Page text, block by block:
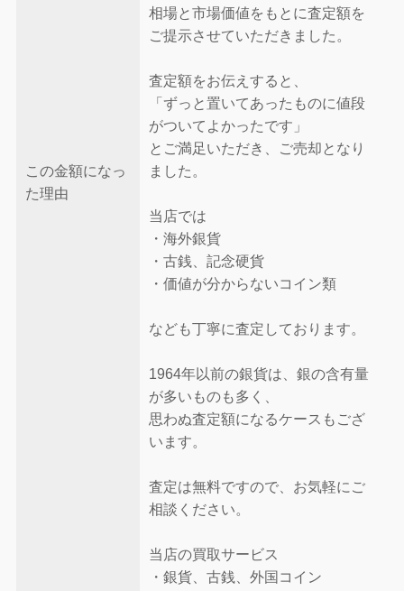
この金額になっ
た理由
相場と市場価値をもとに査定額を
ご提示させていただきました。
査定額をお伝えすると、
「ずっと置いてあったものに値段
がついてよかったです」
とご満足いただき、ご売却となり
ました。
当店では
・海外銀貨
・古銭、記念硬貨
・価値が分からないコイン類
なども丁寧に査定しております。
1964年以前の銀貨は、銀の含有量
が多いものも多く、
思わぬ査定額になるケースもござ
います。
査定は無料ですので、お気軽にご
相談ください。
当店の買取サービス
・銀貨、古銭、外国コイン